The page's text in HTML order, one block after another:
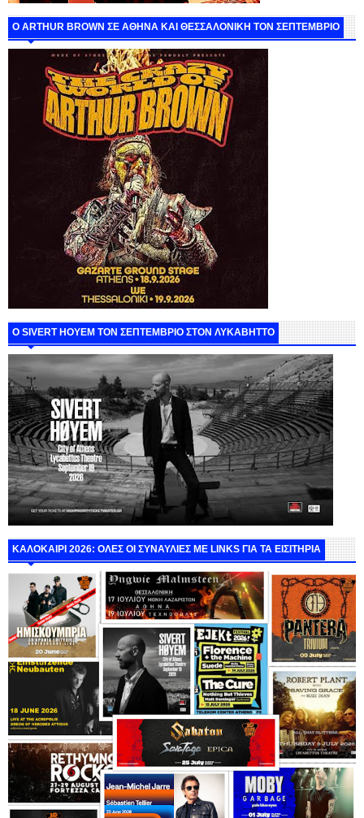
O ARTHUR BROWN ΣΕ ΑΘΗΝΑ ΚΑΙ ΘΕΣΣΑΛΟΝΙΚΗ ΤΟΝ ΣΕΠΤΕΜΒΡΙΟ
Ο SIVERT HOYEM ΤΟΝ ΣΕΠΤΕΜΒΡΙΟ ΣΤΟΝ ΛΥΚΑΒΗΤΤΟ
ΚΑΛΟΚΑΙΡΙ 2026: ΟΛΕΣ ΟΙ ΣΥΝΑΥΛΙΕΣ ΜΕ LINKS ΓΙΑ ΤΑ ΕΙΣΙΤΗΡΙΑ